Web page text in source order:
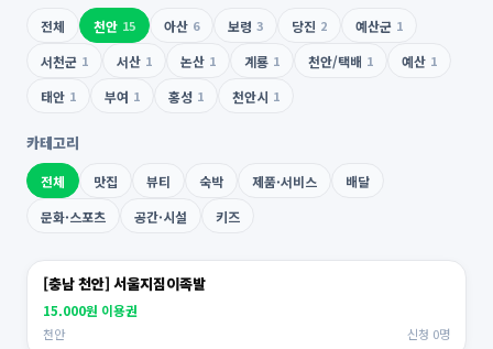
전체 천안 15 아산 6 보령 3 당진 2 예산군 1
서천군 1 서산 1 논산 1 계룡 1 천안/택배 1 예산 1
태안 1 부여 1 홍성 1 천안시 1
카테고리
전체 맛집 뷰티 숙박 제품·서비스
배달
문화·스포츠
공간·시설 키즈
[충남 천안] 서울지짐이족발
15.000원 이용권
천안 신청 0명